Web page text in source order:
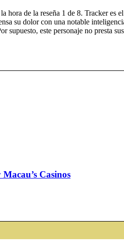
de la reseña 1 de 8. Tracker
su dolor con una notable
supuesto, este personaje no presta
Casinos